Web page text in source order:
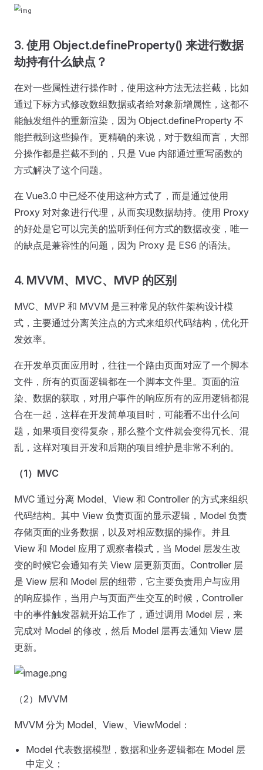
3. 使用 Object.defineProperty() 来进行数据
劫持有什么缺点？
在对一些属性进行操作时，使用这种方法无法拦截，比如
通过下标方式修改数组数据或者给对象新增属性，这都不
能触发组件的重新渲染，因为 Object.defineProperty 不
能拦截到这些操作。更精确的来说，对于数组而言，大部
分操作都是拦截不到的，只是 Vue 内部通过重写函数的
方式解决了这个问题。
在 Vue3.0 中已经不使用这种方式了，而是通过使用
Proxy 对对象进行代理，从而实现数据劫持。使用 Proxy
的好处是它可以完美的监听到任何方式的数据改变，唯一
的缺点是兼容性的问题，因为 Proxy 是 ES6 的语法。
4. MVVM、MVC、MVP 的区别
MVC、MVP 和 MVVM 是三种常见的软件架构设计模
式，主要通过分离关注点的方式来组织代码结构，优化开
发效率。
在开发单页面应用时，往往一个路由页面对应了一个脚本
文件，所有的页面逻辑都在一个脚本文件里。页面的渲
染、数据的获取，对用户事件的响应所有的应用逻辑都混
合在一起，这样在开发简单项目时，可能看不出什么问
题，如果项目变得复杂，那么整个文件就会变得冗长、混
乱，这样对项目开发和后期的项目维护是非常不利的。
（1）MVC
MVC 通过分离 Model、View 和 Controller 的方式来组织
代码结构。其中 View 负责页面的显示逻辑，Model 负责
存储页面的业务数据，以及对相应数据的操作。并且
View 和 Model 应用了观察者模式，当 Model 层发生改
变的时候它会通知有关 View 层更新页面。Controller 层
是 View 层和 Model 层的纽带，它主要负责用户与应用
的响应操作，当用户与页面产生交互的时候，Controller
中的事件触发器就开始工作了，通过调用 Model 层，来
完成对 Model 的修改，然后 Model 层再去通知 View 层
更新。
（2）MVVM
MVVM 分为 Model、View、ViewModel：
Model 代表数据模型，数据和业务逻辑都在 Model 层
中定义；